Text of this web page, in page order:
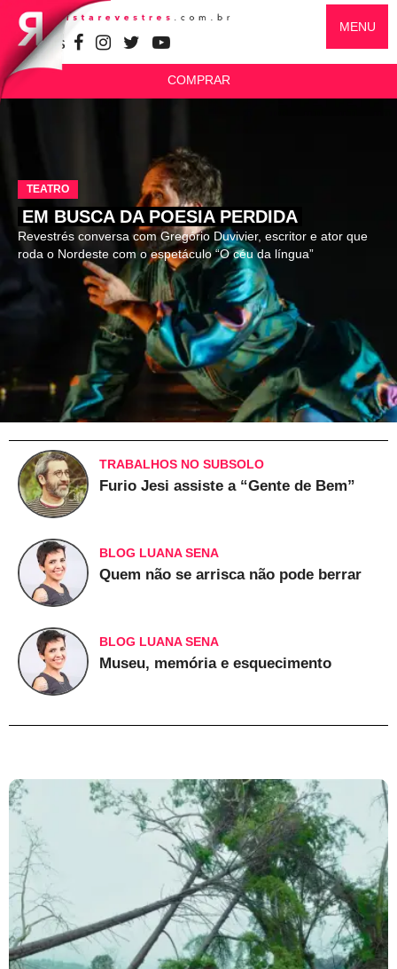
SIGA-NOS
MENU
COMPRAR
TEATRO
EM BUSCA DA POESIA PERDIDA
Revestrés conversa com Gregório Duvivier, escritor e ator que
roda o Nordeste com o espetáculo “O céu da língua”
TRABALHOS NO SUBSOLO
Furio Jesi assiste a “Gente de Bem”
BLOG LUANA SENA
Quem não se arrisca não pode berrar
BLOG LUANA SENA
Museu, memória e esquecimento